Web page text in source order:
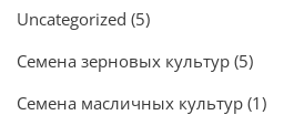
Uncategorized (5)
Семена зерновых культур (5)
Семена масличных культур (1)